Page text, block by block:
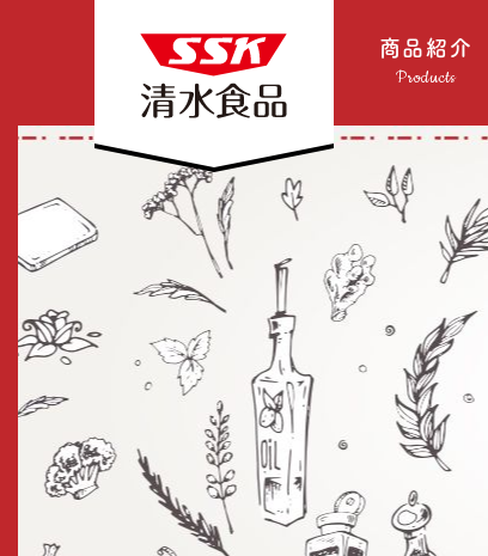
商品紹介
Products